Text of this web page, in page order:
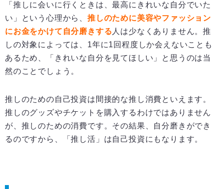
「推しに会いに行くときは、最高にきれいな自分でいた
い」という心理から、 推しのために美容やファッション
にお金をかけて自分磨きする 人は少なくありません。推
しの対象によっては、1年に1回程度しか会えないことも
あるため、「きれいな自分を見てほしい」と思うのは当
然のことでしょう。
推しのための自己投資は間接的な推し消費といえます。
推しのグッズやチケットを購入するわけではありません
が、推しのための消費です。その結果、自分磨きができ
るのですから、「推し活」は自己投資にもなります。